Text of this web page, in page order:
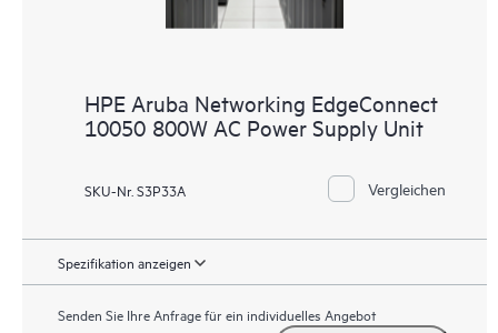
HPE Aruba Networking EdgeConnect
10050 800W AC Power Supply Unit
SKU-Nr. S3P33A Vergleichen
Spezifikation anzeigen
Senden Sie Ihre Anfrage für ein individuelles Angebot